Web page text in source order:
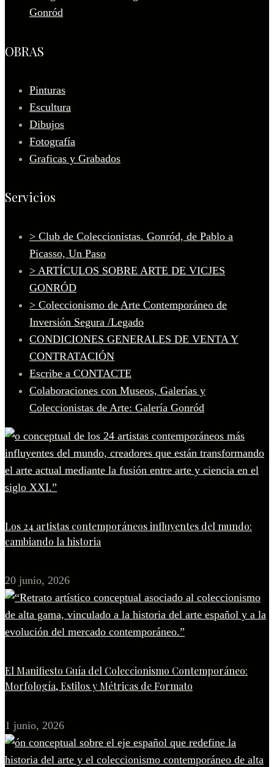
Gonród
OBRAS
Pinturas
Escultura
Dibujos
Fotografía
Graficas y Grabados
Servicios
> Club de Coleccionistas. Gonród, de Pablo a
Picasso, Un Paso
> ARTÍCULOS SOBRE ARTE DE VICJES
GONRÓD
> Coleccionismo de Arte Contemporáneo de
Inversión Segura /Legado
CONDICIONES GENERALES DE VENTA Y
CONTRATACIÓN
Escribe a CONTACTE
Colaboraciones con Museos, Galerías y
Coleccionistas de Arte: Galería Gonród
Los 24 artistas contemporáneos influyentes del mundo:
cambiando la historia
20 junio, 2026
El Manifiesto Guía del Coleccionismo Contemporáneo:
Morfología, Estilos y Métricas de Formato
1 junio, 2026